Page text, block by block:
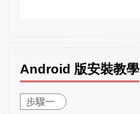
Android 版安裝教學
步驟一